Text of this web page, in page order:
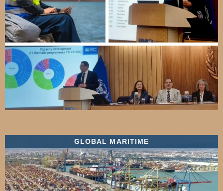
GLOBAL MARITIME